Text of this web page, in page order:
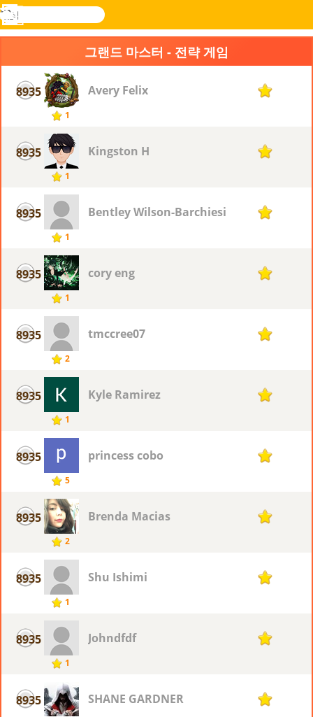
Novel
검
색
로그
메
뉴
그랜드 마스터 - 전략 게임
8935
1
Avery Felix 1
8935
1
Kingston H 1
8935
1
Bentley Wilson-Barchiesi 1
8935
1
cory eng 1
8935
2
tmccree07 1
8935
1
Kyle Ramirez 1
8935
5
princess cobo 1
8935
2
Brenda Macias 1
8935
1
Shu Ishimi 1
8935
1
Johndfdf 1
8935 SHANE GARDNER 1